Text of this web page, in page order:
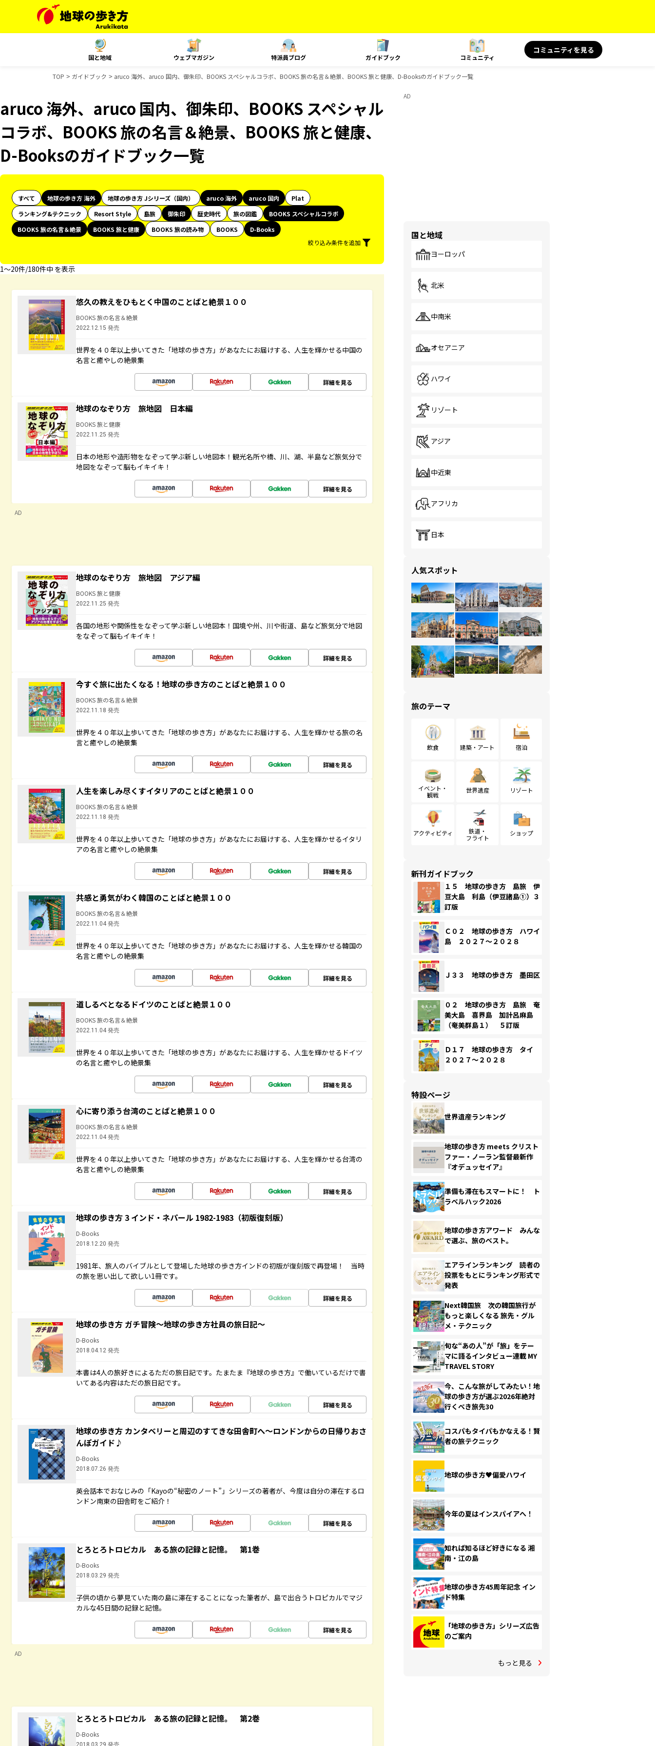
国と地域 ウェブマガジン 特派員ブログ ガイドブック コミュニティ
コミュニティを見る
TOP ガイドブック aruco 海外、aruco 国内、御朱印、BOOKS スペシャルコラボ、BOOKS 旅の名言＆絶景、BOOKS 旅と健康、D-Booksのガイドブック一覧
aruco 海外、aruco 国内、御朱印、BOOKS スペシャル
コラボ、BOOKS 旅の名言＆絶景、BOOKS 旅と健康、
D-Booksのガイドブック一覧
すべて 地球の歩き方 海外 地球の歩き方 Jシリーズ（国内） aruco 海外 aruco 国内
Plat
ランキング&テクニック
Resort Style 島旅 御朱印 歴史時代 旅の図鑑
BOOKS スペシャルコラボ
BOOKS 旅の名言＆絶景
BOOKS 旅と健康 BOOKS 旅の読み物 BOOKS
D-Books
絞り込み条件を追加
1〜20件/180件中 を表示
悠久の教えをひもとく中国のことばと絶景１００
BOOKS 旅の名言＆絶景
2022.12.15 発売
世界を４０年以上歩いてきた「地球の歩き方」があなたにお届けする、人生を輝かせる中国の
名言と癒やしの絶景集
詳細を見る
地球のなぞり方 旅地図 日本編
BOOKS 旅と健康
2022.11.25 発売
日本の地形や造形物をなぞって学ぶ新しい地図本！観光名所や橋、川、湖、半島など旅気分で
地図をなぞって脳もイキイキ！
詳細を見る
AD
地球のなぞり方 旅地図 アジア編
BOOKS 旅と健康
2022.11.25 発売
各国の地形や関係性をなぞって学ぶ新しい地図本！国境や州、川や街道、島など旅気分で地図
をなぞって脳もイキイキ！
詳細を見る
今すぐ旅に出たくなる！地球の歩き方のことばと絶景１００
BOOKS 旅の名言＆絶景
2022.11.18 発売
世界を４０年以上歩いてきた「地球の歩き方」があなたにお届けする、人生を輝かせる旅の名
言と癒やしの絶景集
詳細を見る
人生を楽しみ尽くすイタリアのことばと絶景１００
BOOKS 旅の名言＆絶景
2022.11.18 発売
世界を４０年以上歩いてきた「地球の歩き方」があなたにお届けする、人生を輝かせるイタリ
アの名言と癒やしの絶景集
詳細を見る
共感と勇気がわく韓国のことばと絶景１００
BOOKS 旅の名言＆絶景
2022.11.04 発売
世界を４０年以上歩いてきた「地球の歩き方」があなたにお届けする、人生を輝かせる韓国の
名言と癒やしの絶景集
詳細を見る
道しるべとなるドイツのことばと絶景１００
BOOKS 旅の名言＆絶景
2022.11.04 発売
世界を４０年以上歩いてきた「地球の歩き方」があなたにお届けする、人生を輝かせるドイツ
の名言と癒やしの絶景集
詳細を見る
心に寄り添う台湾のことばと絶景１００
BOOKS 旅の名言＆絶景
2022.11.04 発売
世界を４０年以上歩いてきた「地球の歩き方」があなたにお届けする、人生を輝かせる台湾の
名言と癒やしの絶景集
詳細を見る
地球の歩き方 3 インド・ネパール 1982-1983（初版復刻版）
D-Books
2018.12.20 発売
1981年、旅人のバイブルとして登場した地球の歩き方インドの初版が復刻版で再登場！ 当時
の旅を思い出して欲しい1冊です。
詳細を見る
地球の歩き方 ガチ冒険～地球の歩き方社員の旅日記～
D-Books
2018.04.12 発売
本書は4人の旅好きによるただの旅日記です。たまたま『地球の歩き方』で働いているだけで書
いてある内容はただの旅日記です。
詳細を見る
地球の歩き方 カンタベリーと周辺のすてきな田舎町へ～ロンドンからの日帰りおさ
んぽガイド♪
D-Books
2018.07.26 発売
英会話本でおなじみの「Kayoの“秘密のノート”」シリーズの著者が、今度は自分の滞在するロ
ンドン南東の田舎町をご紹介！
詳細を見る
とろとろトロピカル ある旅の記録と記憶。 第1巻
D-Books
2018.03.29 発売
子供の頃から夢見ていた南の島に滞在することになった筆者が、島で出合うトロピカルでマジ
カルな45日間の記録と記憶。
詳細を見る
AD
とろとろトロピカル ある旅の記録と記憶。 第2巻
D-Books
2018.03.29 発売
AD
国と地域
ヨーロッパ
北米
中南米
オセアニア
ハワイ
リゾート
アジア
中近東
アフリカ
日本
人気スポット
旅のテーマ
飲食 建築・アート 宿泊
イベント・
観戦
世界遺産 リゾート
アクティビティ
鉄道・
フライト
ショップ
新刊ガイドブック
１５ 地球の歩き方 島旅 伊
豆大島 利島（伊豆諸島①）３
訂版
Ｃ０２ 地球の歩き方 ハワイ
島 ２０２７～２０２８
Ｊ３３ 地球の歩き方 墨田区
０２ 地球の歩き方 島旅 奄
美大島 喜界島 加計呂麻島
（奄美群島１） ５訂版
Ｄ１７ 地球の歩き方 タイ
２０２７～２０２８
特設ページ
世界遺産ランキング
地球の歩き方 meets クリスト
ファー・ノーラン監督最新作
『オデュッセイア』
準備も滞在もスマートに！ ト
ラベルハック2026
地球の歩き方アワード みんな
で選ぶ、旅のベスト。
エアラインランキング 読者の
投票をもとにランキング形式で
発表
Next韓国旅 次の韓国旅行が
もっと楽しくなる 旅先・グル
メ・テクニック
旬な“あの人”が「旅」をテー
マに語るインタビュー連載 MY
TRAVEL STORY
今、こんな旅がしてみたい！地
球の歩き方が選ぶ2026年絶対
行くべき旅先30
コスパもタイパもかなえる！賢
者の旅テクニック
地球の歩き方♥偏愛ハワイ
今年の夏はインスパイアへ！
知れば知るほど好きになる 湘
南・江の島
地球の歩き方45周年記念 イン
ド特集
「地球の歩き方」シリーズ広告
のご案内
もっと見る